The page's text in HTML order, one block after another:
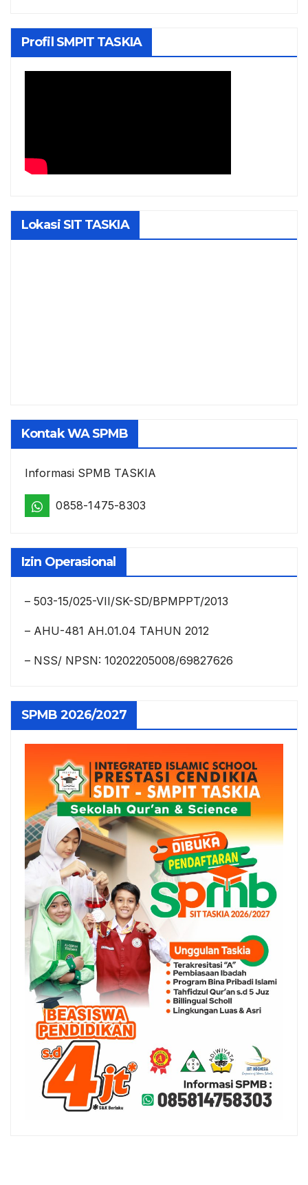
Profil SMPIT TASKIA
Lokasi SIT TASKIA
Kontak WA SPMB
Informasi SPMB TASKIA
0858-1475-8303
Izin Operasional
– 503-15/025-VII/SK-SD/BPMPPT/2013
– AHU-481 AH.01.04 TAHUN 2012
– NSS/ NPSN: 10202205008/69827626
SPMB 2026/2027